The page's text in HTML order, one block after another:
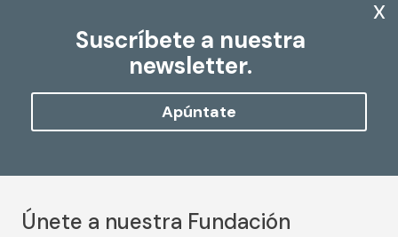
Suscríbete a nuestra
newsletter.
Apúntate
x
Únete a nuestra Fundación